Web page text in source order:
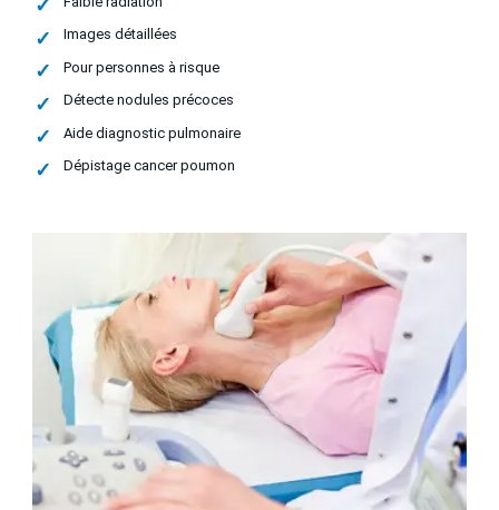
Images détaillées
Pour personnes à risque
Détecte nodules précoces
Aide diagnostic pulmonaire
Dépistage cancer poumon